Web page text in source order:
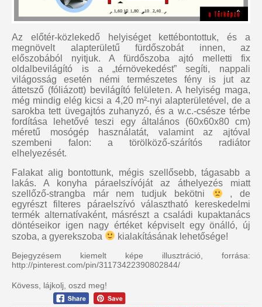
Az előtér-közlekedő helyiséget kettébontottuk, és a
megnövelt alapterületű fürdőszobát innen, az
előszobából nyitjuk. A fürdőszoba ajtó melletti fix
oldalbevilágító is a „térnövekedést” segíti, nappali
világosság esetén némi természetes fény is jut az
áttetsző (fóliázott) bevilágító felületen. A helyiség maga,
még mindig elég kicsi a 4,20 m²-nyi alapterületével, de a
sarokba tett üvegajtós zuhanyzó, és a w.c.-csésze térbe
fordítása lehetővé teszi egy általános (60x60x80 cm)
méretű mosógép használatát, valamint az ajtóval
szembeni falon: a törölköző-szárítós radiátor
elhelyezését.
Falakat alig bontottunk, mégis szellősebb, tágasabb a
lakás. A konyha páraelszívóját az áthelyezés miatt
szellőző-strangba már nem tudjuk bekötni
, de
egyrészt filteres páraelszívó választható kereskedelmi
termék alternatívaként, másrészt a családi kupaktanács
döntéseikor igen nagy értéket képviselt egy önálló, új
szoba, a gyerekszoba
kialakításának lehetősége!
Bejegyzésem kiemelt képe illusztráció, forrása:
http://pinterest.com/pin/31173422390802844/
Kövess, lájkolj, oszd meg!